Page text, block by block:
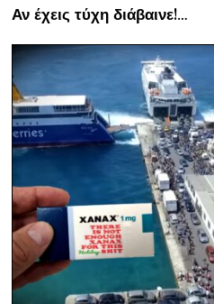
Αν έχεις τύχη διάβαινε!…